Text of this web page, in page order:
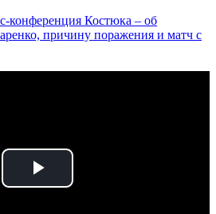
конференция Костюка – об
причину поражения и матч с
Play